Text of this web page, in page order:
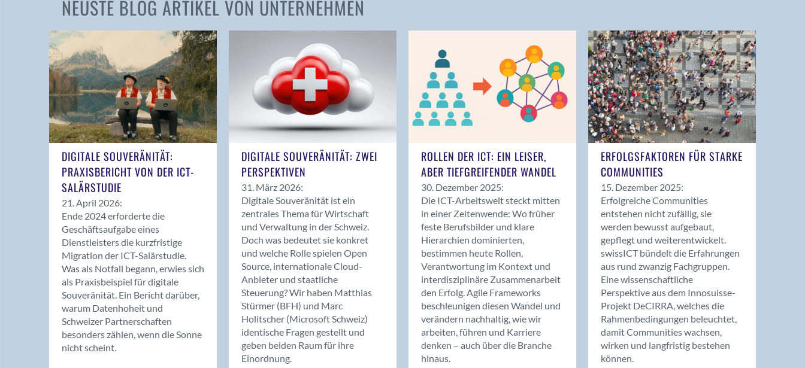
Andelfingen
Balsthal
Balzers
Bassersdorf
Benken (SG)
Bergdietikon
Bern - Liebefeld
NEUSTE BLOG ARTIKEL VON UNTERNEHMEN
DIGITALE SOUVERÄNITÄT:
PRAXISBERICHT VON DER ICT-
SALÄRSTUDIE
21. April 2026:
Ende 2024 erforderte die
Geschäftsaufgabe eines
Dienstleisters die kurzfristige
Migration der ICT-Salärstudie.
Was als Notfall begann, erwies sich
als Praxisbeispiel für digitale
Souveränität. Ein Bericht darüber,
warum Datenhoheit und
Schweizer Partnerschaften
besonders zählen, wenn die Sonne
nicht scheint.
DIGITALE SOUVERÄNITÄT: ZWEI
PERSPEKTIVEN
31. März 2026:
Digitale Souveränität ist ein
zentrales Thema für Wirtschaft
und Verwaltung in der Schweiz.
Doch was bedeutet sie konkret
und welche Rolle spielen Open
Source, internationale Cloud-
Anbieter und staatliche
Steuerung? Wir haben Matthias
Stürmer (BFH) und Marc
Holitscher (Microsoft Schweiz)
identische Fragen gestellt und
geben beiden Raum für ihre
Einordnung.
ROLLEN DER ICT: EIN LEISER,
ABER TIEFGREIFENDER WANDEL
30. Dezember 2025:
Die ICT-Arbeitswelt steckt mitten
in einer Zeitenwende: Wo früher
feste Berufsbilder und klare
Hierarchien dominierten,
bestimmen heute Rollen,
Verantwortung im Kontext und
interdisziplinäre Zusammenarbeit
den Erfolg. Agile Frameworks
beschleunigen diesen Wandel und
verändern nachhaltig, wie wir
arbeiten, führen und Karriere
denken – auch über die Branche
hinaus.
ERFOLGSFAKTOREN FÜR STARKE
COMMUNITIES
15. Dezember 2025:
Erfolgreiche Communities
entstehen nicht zufällig, sie
werden bewusst aufgebaut,
gepflegt und weiterentwickelt.
swissICT bündelt die Erfahrungen
aus rund zwanzig Fachgruppen.
Eine wissenschaftliche
Perspektive aus dem Innosuisse-
Projekt DeCIRRA, welches die
Rahmenbedingungen beleuchtet,
damit Communities wachsen,
wirken und langfristig bestehen
können.